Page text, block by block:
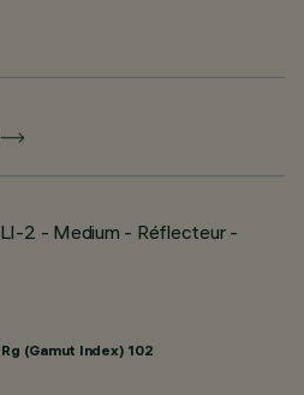
2 - Medium - Réflecteur -
(Gamut Index) 102